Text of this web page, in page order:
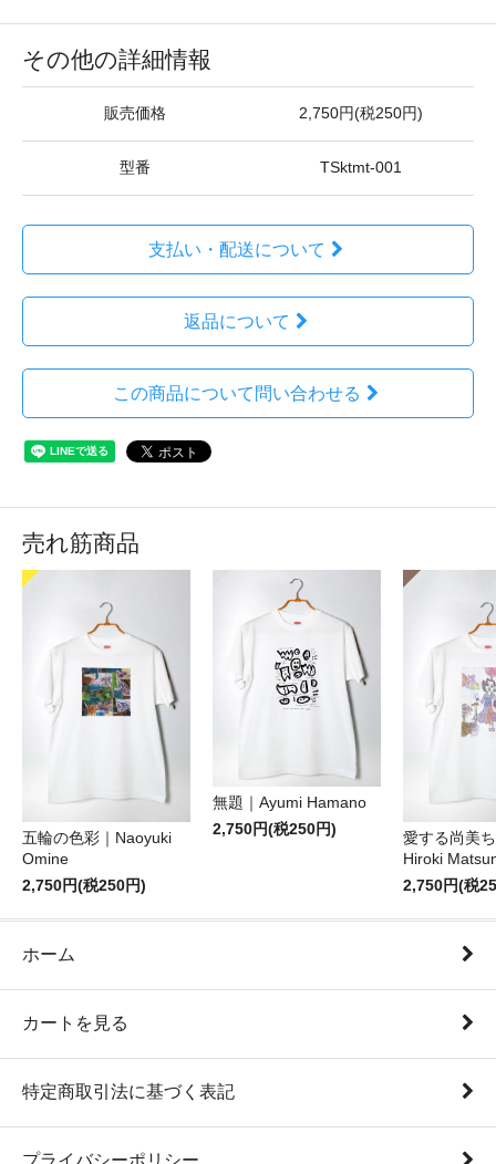
その他の詳細情報
販売価格 2,750円(税250円)
型番 TSktmt-001
支払い・配送について
返品について
この商品について問い合わせる
売れ筋商品
五輪の色彩｜Naoyuki
Omine
2,750円(税250円)
無題｜Ayumi Hamano
2,750円(税250円)
愛する尚美
Hiroki
2,750円(税
ホーム
カートを見る
特定商取引法に基づく表記
プライバシーポリシー